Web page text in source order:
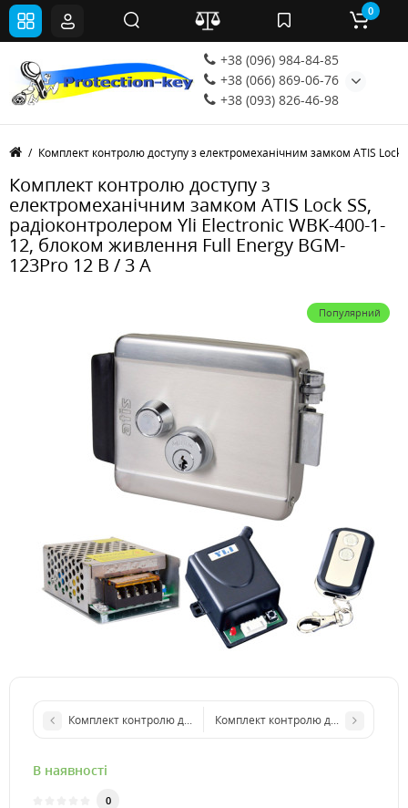
+38 (096) 984-84-85
+38 (066) 869-06-76
+38 (093) 826-46-98
0
Комплект контролю доступу з електромеханічним замком ATIS
Комплект контролю доступу з
електромеханічним замком ATIS Lock SS,
радіоконтролером Yli Electronic WBK-400-1-
12, блоком живлення Full Energy BGM-
123Pro 12 В / 3 А
Популярний
Комплект контролю доступу з кодовою клавіатурою ATIS AK-
Комплект контролю доступу з
В наявності
0